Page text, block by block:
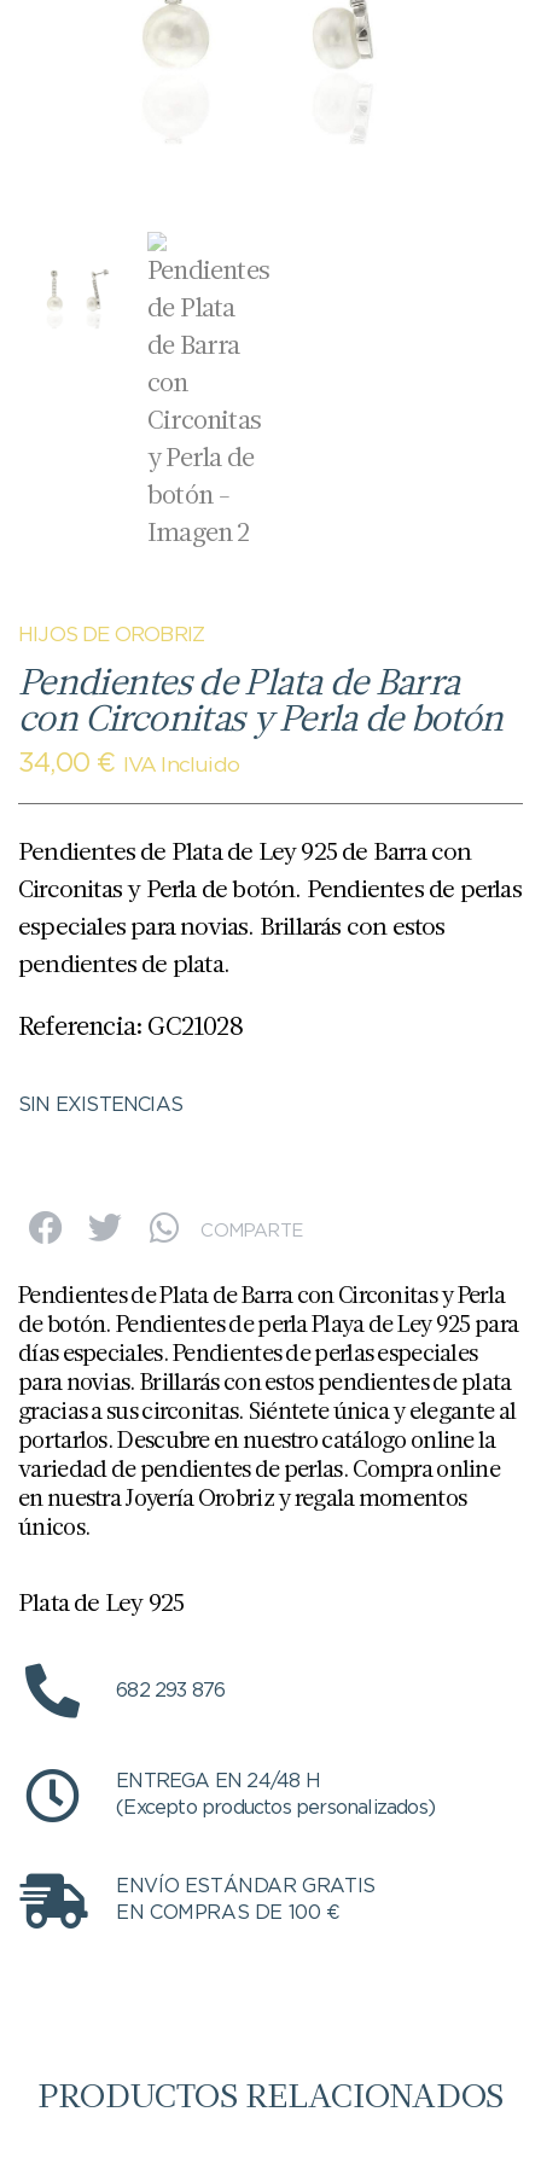
HIJOS DE OROBRIZ
Pendientes de Plata de Barra
con Circonitas y Perla de botón
34,00 € IVA Incluido
Pendientes de Plata de Ley 925 de Barra con
Circonitas y Perla de botón. Pendientes de perlas
especiales para novias. Brillarás con estos
pendientes de plata.
Referencia: GC21028
SIN EXISTENCIAS
COMPARTE
Pendientes de Plata de Barra con Circonitas y Perla
de botón. Pendientes de perla Playa de Ley 925 para
días especiales. Pendientes de perlas especiales
para novias. Brillarás con estos pendientes de plata
gracias a sus circonitas. Siéntete única y elegante al
portarlos. Descubre en nuestro catálogo online la
variedad de pendientes de perlas. Compra online
en nuestra Joyería Orobriz y regala momentos
únicos.
Plata de Ley 925
682 293 876
ENTREGA EN 24/48 H
(Excepto productos personalizados)
ENVÍO ESTÁNDAR GRATIS
EN COMPRAS DE 100 €
PRODUCTOS RELACIONADOS